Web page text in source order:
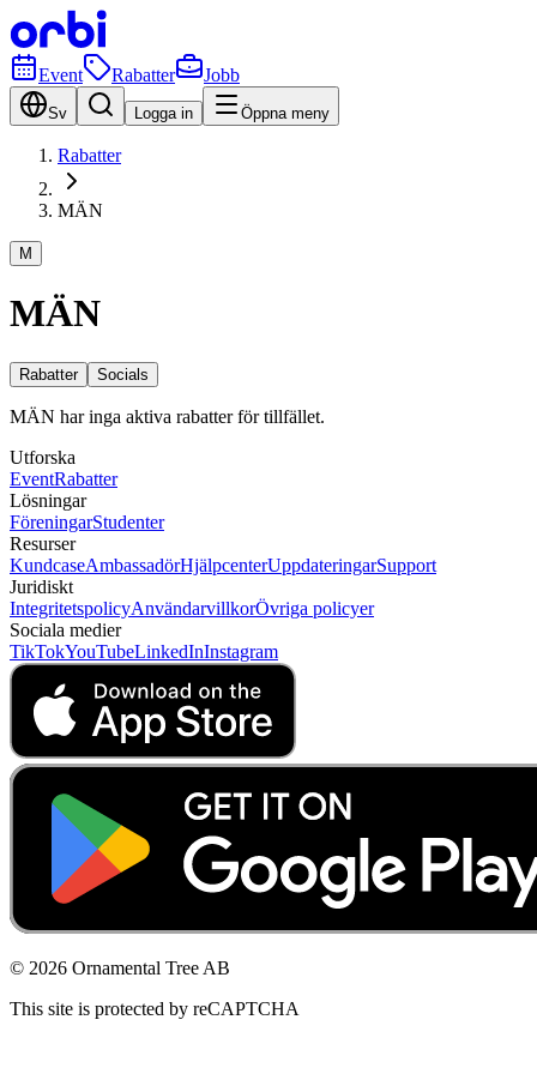
Event Rabatter Jobb
Sv Logga in Öppna meny
Rabatter
MÄN
M
MÄN
Rabatter Socials
MÄN har inga aktiva rabatter för tillfället.
Utforska
EventRabatter
Lösningar
FöreningarStudenter
Resurser
KundcaseAmbassadörHjälpcenterUppdateringarSupport
Juridiskt
IntegritetspolicyAnvändarvillkorÖvriga policyer
Sociala medier
TikTokYouTubeLinkedInInstagram
© 2026 Ornamental Tree AB
This site is protected by reCAPTCHA